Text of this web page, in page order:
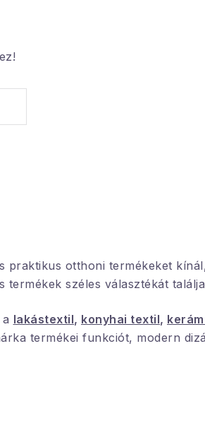
praktikus otthoni termékeket
széles választékát
lakástextil, konyhai textil,
termékei funkciót, modern